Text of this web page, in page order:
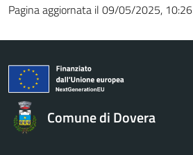
Pagina aggiornata il 09/05/2025, 10:26
Comune di Dovera